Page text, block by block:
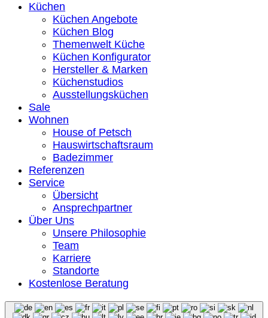
Küchen
Küchen Angebote
Küchen Blog
Themenwelt Küche
Küchen Konfigurator
Hersteller & Marken
Küchenstudios
Ausstellungsküchen
Sale
Wohnen
House of Petsch
Hauswirtschaftsraum
Badezimmer
Referenzen
Service
Übersicht
Ansprechpartner
Über Uns
Unsere Philosophie
Team
Karriere
Standorte
Kostenlose Beratung